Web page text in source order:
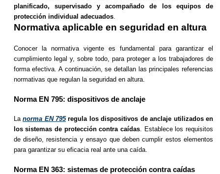
planificado, supervisado y acompañado de los equipos de
protección individual adecuados.
Normativa aplicable en seguridad en altura
Conocer la normativa vigente es fundamental para garantizar el
cumplimiento legal y, sobre todo, para proteger a los trabajadores de
forma efectiva. A continuación, se detallan las principales referencias
normativas que regulan la seguridad en altura.
Norma EN 795: dispositivos de anclaje
Lanorma EN 795regula los dispositivos de anclaje utilizados en
los sistemas de protección contra caídas . Establece los requisitos
de diseño, resistencia y ensayo que deben cumplir estos elementos
para garantizar su eficacia real ante una caída.
Norma EN 363: sistemas de protección contra caídas